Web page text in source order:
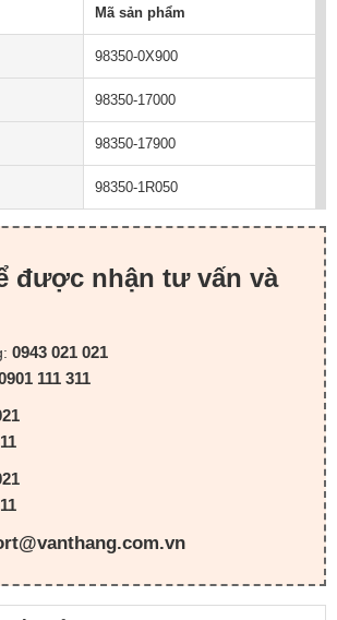
Mã sản phẩm
98350-0X900
98350-17000
98350-17900
98350-1R050
được nhận tư vấn và
0943 021 021
111 311